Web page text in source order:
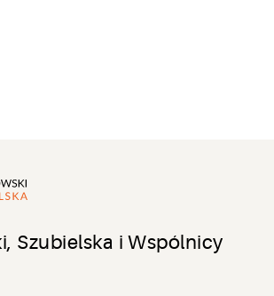
Szubielska i Wspólnicy